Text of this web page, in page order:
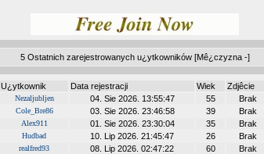
5 Ostatnich zarejestrowanych u¿ytkowników [Mê¿czyzna -]
U¿ytkownik Data rejestracji Wiek Zdjêcie
Nezaljubljen 04. Sie 2026. 13:55:47 55 Brak
Cole_Bre86 03. Sie 2026. 23:46:58 39 Brak
Alex911 01. Sie 2026. 23:30:04 35 Brak
Hudbad 10. Lip 2026. 21:45:47 26 Brak
realfred93 08. Lip 2026. 02:47:22 60
Brak